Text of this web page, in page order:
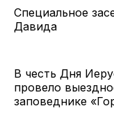
Специальное
Давида
В честь Дня
провело
заповеднике